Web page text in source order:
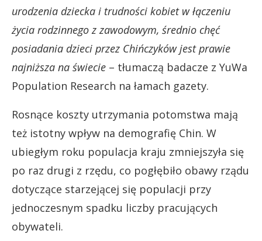
urodzenia dziecka i trudności kobiet w łączeniu
życia rodzinnego z zawodowym, średnio chęć
posiadania dzieci przez Chińczyków jest prawie
najniższa na świecie – tłumaczą badacze z YuWa
Population Research na łamach gazety.
Rosnące koszty utrzymania potomstwa mają
też istotny wpływ na demografię Chin. W
ubiegłym roku populacja kraju zmniejszyła się
po raz drugi z rzędu, co pogłębiło obawy rządu
dotyczące starzejącej się populacji przy
jednoczesnym spadku liczby pracujących
obywateli.